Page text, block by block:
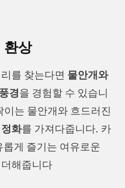
환상
를 찾는다면 물안개와
경을 경험할 수 있습니
는 물안개와 흐드러진
화를 가져다줍니다. 카
게 즐기는 여유로운
해줍니다